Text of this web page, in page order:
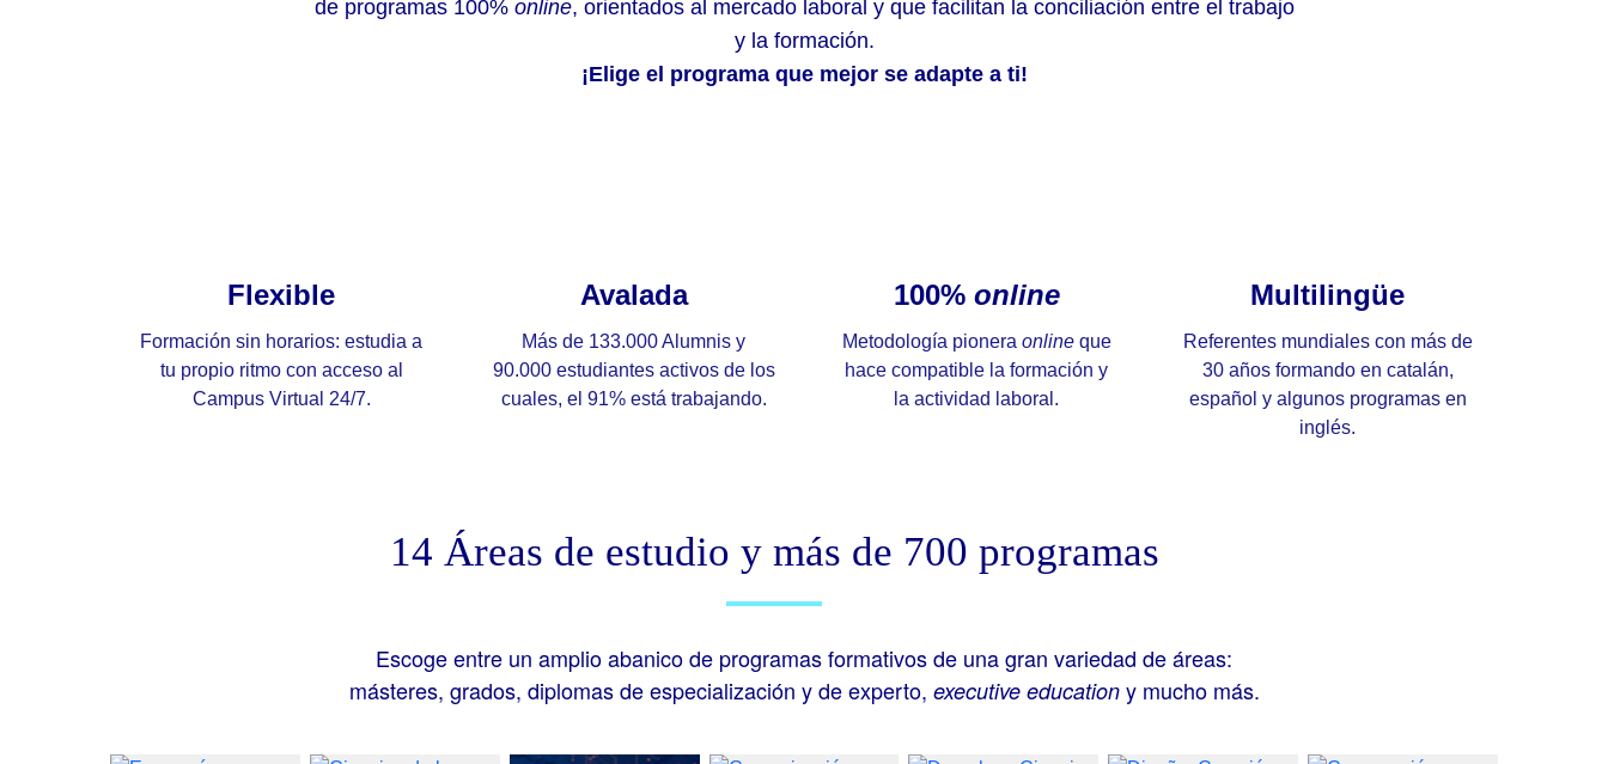
de programas 100% online, orientados al mercado laboral y que facilitan la conciliación entre el trabajo
y la formación.
¡Elige el programa que mejor se adapte a ti!
Flexible
Formación sin horarios: estudia a
tu propio ritmo con acceso al
Campus Virtual 24/7.
Avalada
Más de 133.000 Alumnis y
90.000 estudiantes activos de los
cuales, el 91% está trabajando.
100% online
Metodología pionera onlineque
hace compatible la formación y
la actividad laboral.
Multilingüe
Referentes mundiales con más de
30 años formando en catalán,
español y algunos programas en
inglés.
14 Áreas de estudio y más de 700 programas
Escoge entre un amplio abanico de programas formativos de una gran variedad de áreas:
másteres, grados, diplomas de especialización y de experto, executive educationy mucho más.